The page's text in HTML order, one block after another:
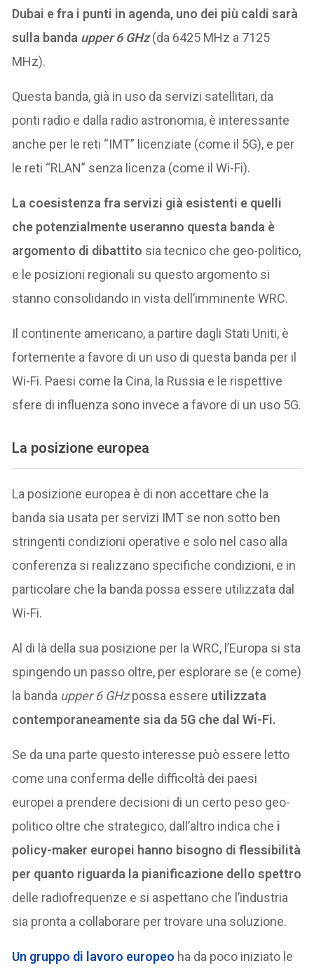
Dubai e fra i punti in agenda, uno dei più caldi sarà
sulla banda upper 6 GHz(da 6425 MHz a 7125
MHz).
Questa banda, già in uso da servizi satellitari, da
ponti radio e dalla radio astronomia, è interessante
anche per le reti “IMT” licenziate (come il 5G), e per
le reti “RLAN” senza licenza (come il Wi-Fi).
La coesistenza fra servizi già esistenti e quelli
che potenzialmente useranno questa banda è
argomento di dibattito sia tecnico che geo-politico,
e le posizioni regionali su questo argomento si
stanno consolidando in vista dell’imminente WRC.
Il continente americano, a partire dagli Stati Uniti, è
fortemente a favore di un uso di questa banda per il
Wi-Fi. Paesi come la Cina, la Russia e le rispettive
sfere di influenza sono invece a favore di un uso 5G.
La posizione europea
La posizione europea è di non accettare che la
banda sia usata per servizi IMT se non sotto ben
stringenti condizioni operative e solo nel caso alla
conferenza si realizzano specifiche condizioni, e in
particolare che la banda possa essere utilizzata dal
Wi-Fi.
Al di là della sua posizione per la WRC, l’Europa si sta
spingendo un passo oltre, per esplorare se (e come)
la banda upper 6 GHzpossa essere utilizzata
contemporaneamente sia da 5G che dal Wi-Fi.
Se da una parte questo interesse può essere letto
come una conferma delle difficoltà dei paesi
europei a prendere decisioni di un certo peso geo-
politico oltre che strategico, dall’altro indica che i
policy-maker europei hanno bisogno di flessibilità
per quanto riguarda la pianificazione dello spettro
delle radiofrequenze e si aspettano che l’industria
sia pronta a collaborare per trovare una soluzione.
Un gruppo di lavoro europeo ha da poco iniziato le